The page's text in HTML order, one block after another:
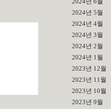
2024년 5월
2024년 4월
2024년 3월
2024년 2월
2024년 1월
2023년 12월
2023년 11월
2023년 10월
2023년 9월